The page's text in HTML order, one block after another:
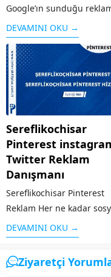
Google’ın sunduğu
modeli kişi ya da
web sayfalarını arama
sonuçlarında üst sıralara
çıkaran sistemdir. Örneğin
“google reklam” adı
yapılan bir aramaya...
DEVAMINI OKU →
Sereflikochisar
Pinterest
Twitter Reklam
Danışmanı
Sereflikochisar Pinterest
Reklam Her ne kadar
medya kullanıcıları
yoğun bir şekilde
da özellikle grafik / görsel
aramaları için sık
DEVAMINI OKU →
Ziyaretçi